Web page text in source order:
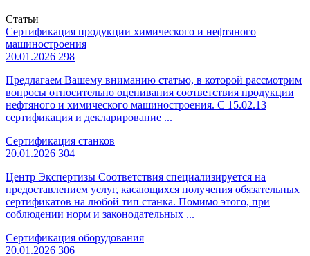
Статьи
Сертификация продукции химического и нефтяного
машиностроения
20.01.2026 298
Предлагаем Вашему вниманию статью, в которой рассмотрим
вопросы относительно оценивания соответствия продукции
нефтяного и химического машиностроения. С 15.02.13
сертификация и декларирование ...
Сертификация станков
20.01.2026 304
Центр Экспертизы Соответствия специализируется на
предоставлением услуг, касающихся получения обязательных
сертификатов на любой тип станка. Помимо этого, при
соблюдении норм и законодательных ...
Сертификация оборудования
20.01.2026 306